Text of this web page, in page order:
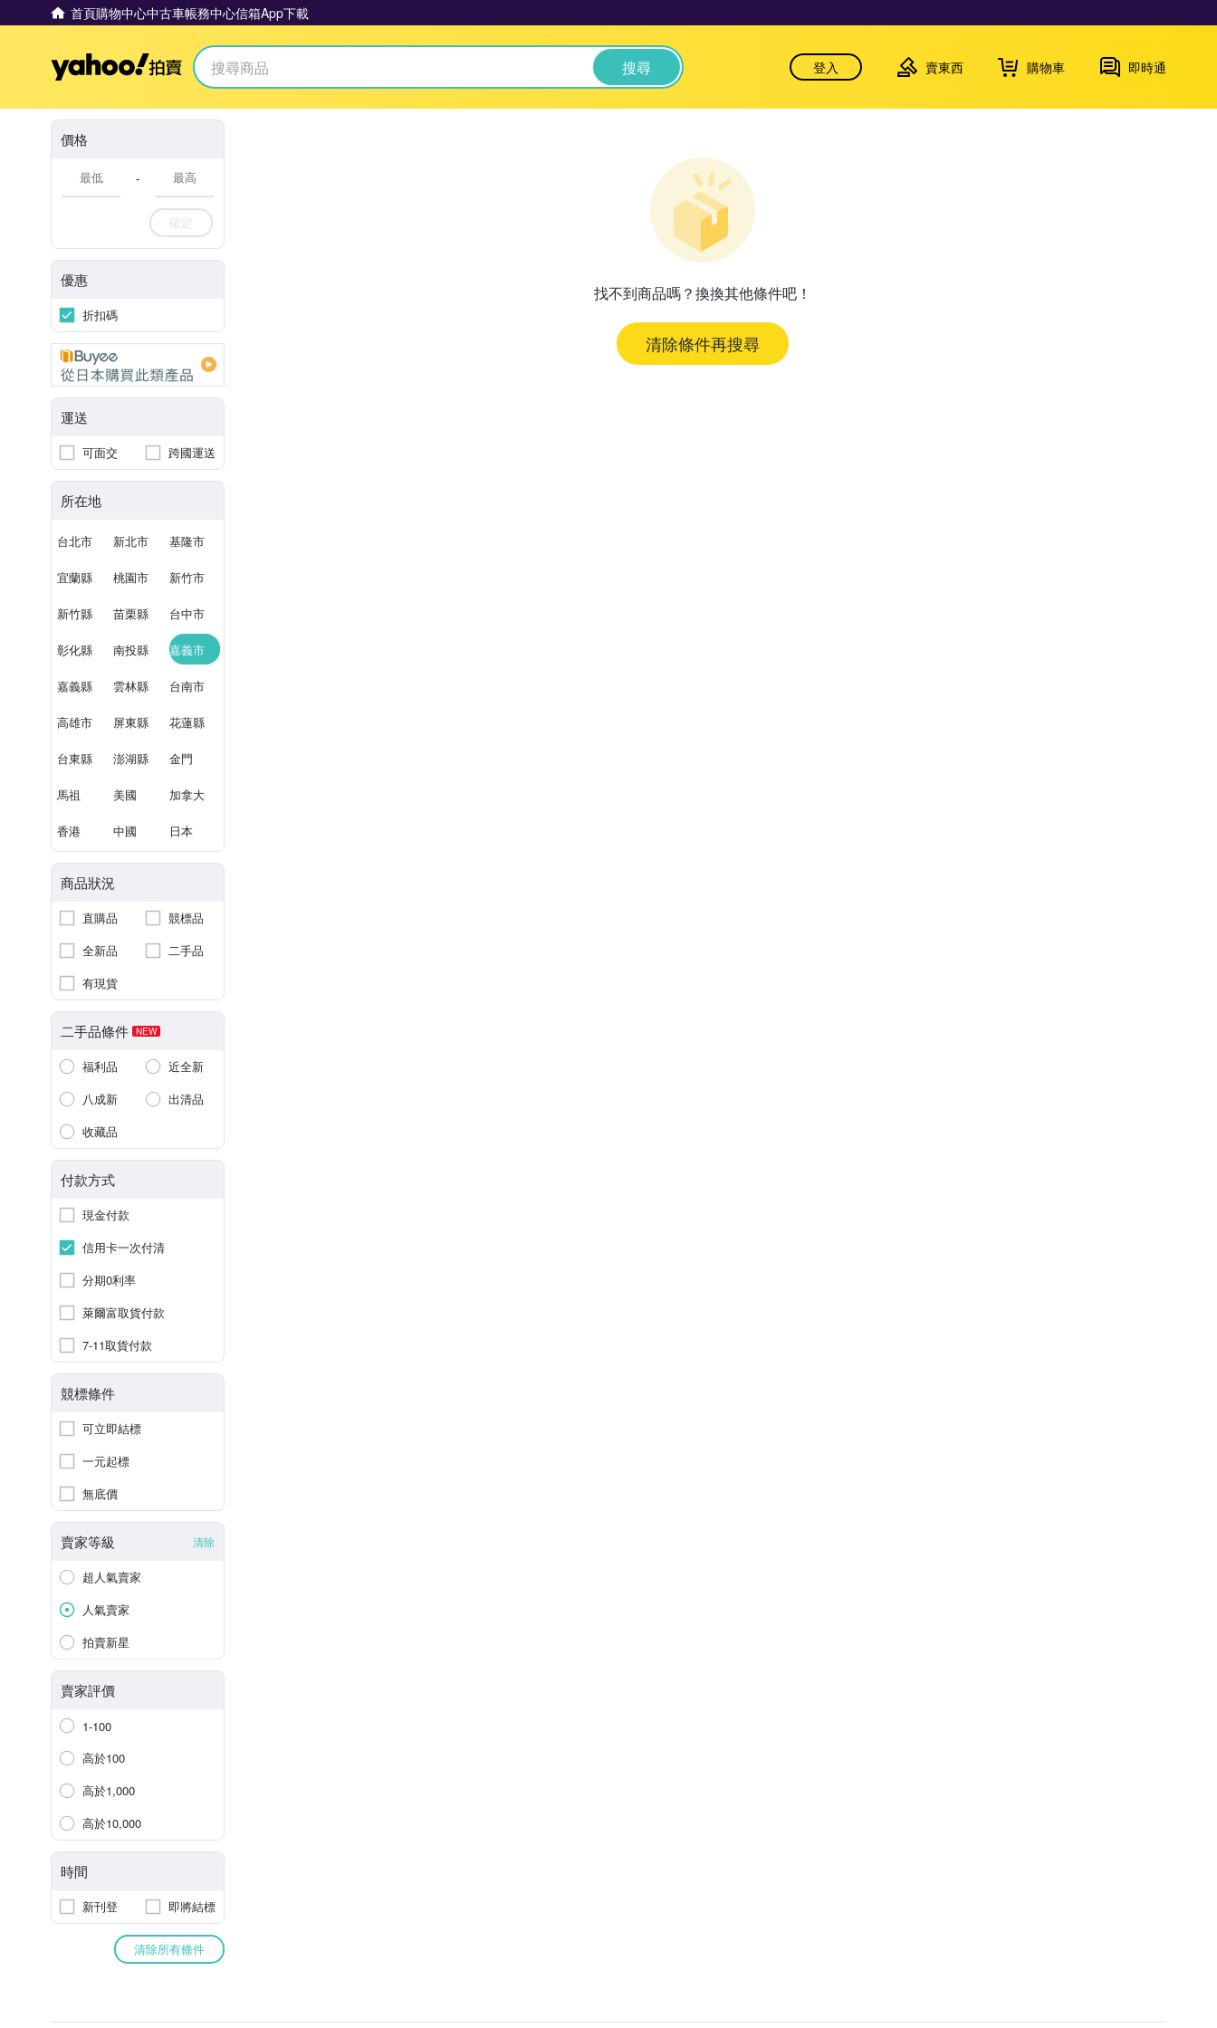
首頁購物中心中古車帳務中心信箱App下載
Yahoo拍賣 搜尋 登入 賣東西 購物車 即時通
價格
-
確定
優惠
折扣碼
運送
可面交 跨國運送
所在地
台北市 新北市 基隆市
宜蘭縣 桃園市 新竹市
新竹縣 苗栗縣 台中市
彰化縣 南投縣 嘉義市
嘉義縣 雲林縣 台南市
高雄市 屏東縣 花蓮縣
台東縣 澎湖縣 金門
馬祖 美國 加拿大
香港 中國 日本
商品狀況
直購品
競標品
全新品
二手品
有現貨
二手品條件 NEW
福利品
近全新
八成新
出清品
收藏品
付款方式
現金付款
信用卡一次付清
分期0利率
萊爾富取貨付款
7-11取貨付款
競標條件
可立即結標
一元起標
無底價
賣家等級 清除
超人氣賣家
人氣賣家
拍賣新星
賣家評價
1-100
高於100
高於1,000
高於10,000
時間
新刊登 即將結標
清除所有條件
找不到商品嗎？換換其他條件吧！
清除條件再搜尋